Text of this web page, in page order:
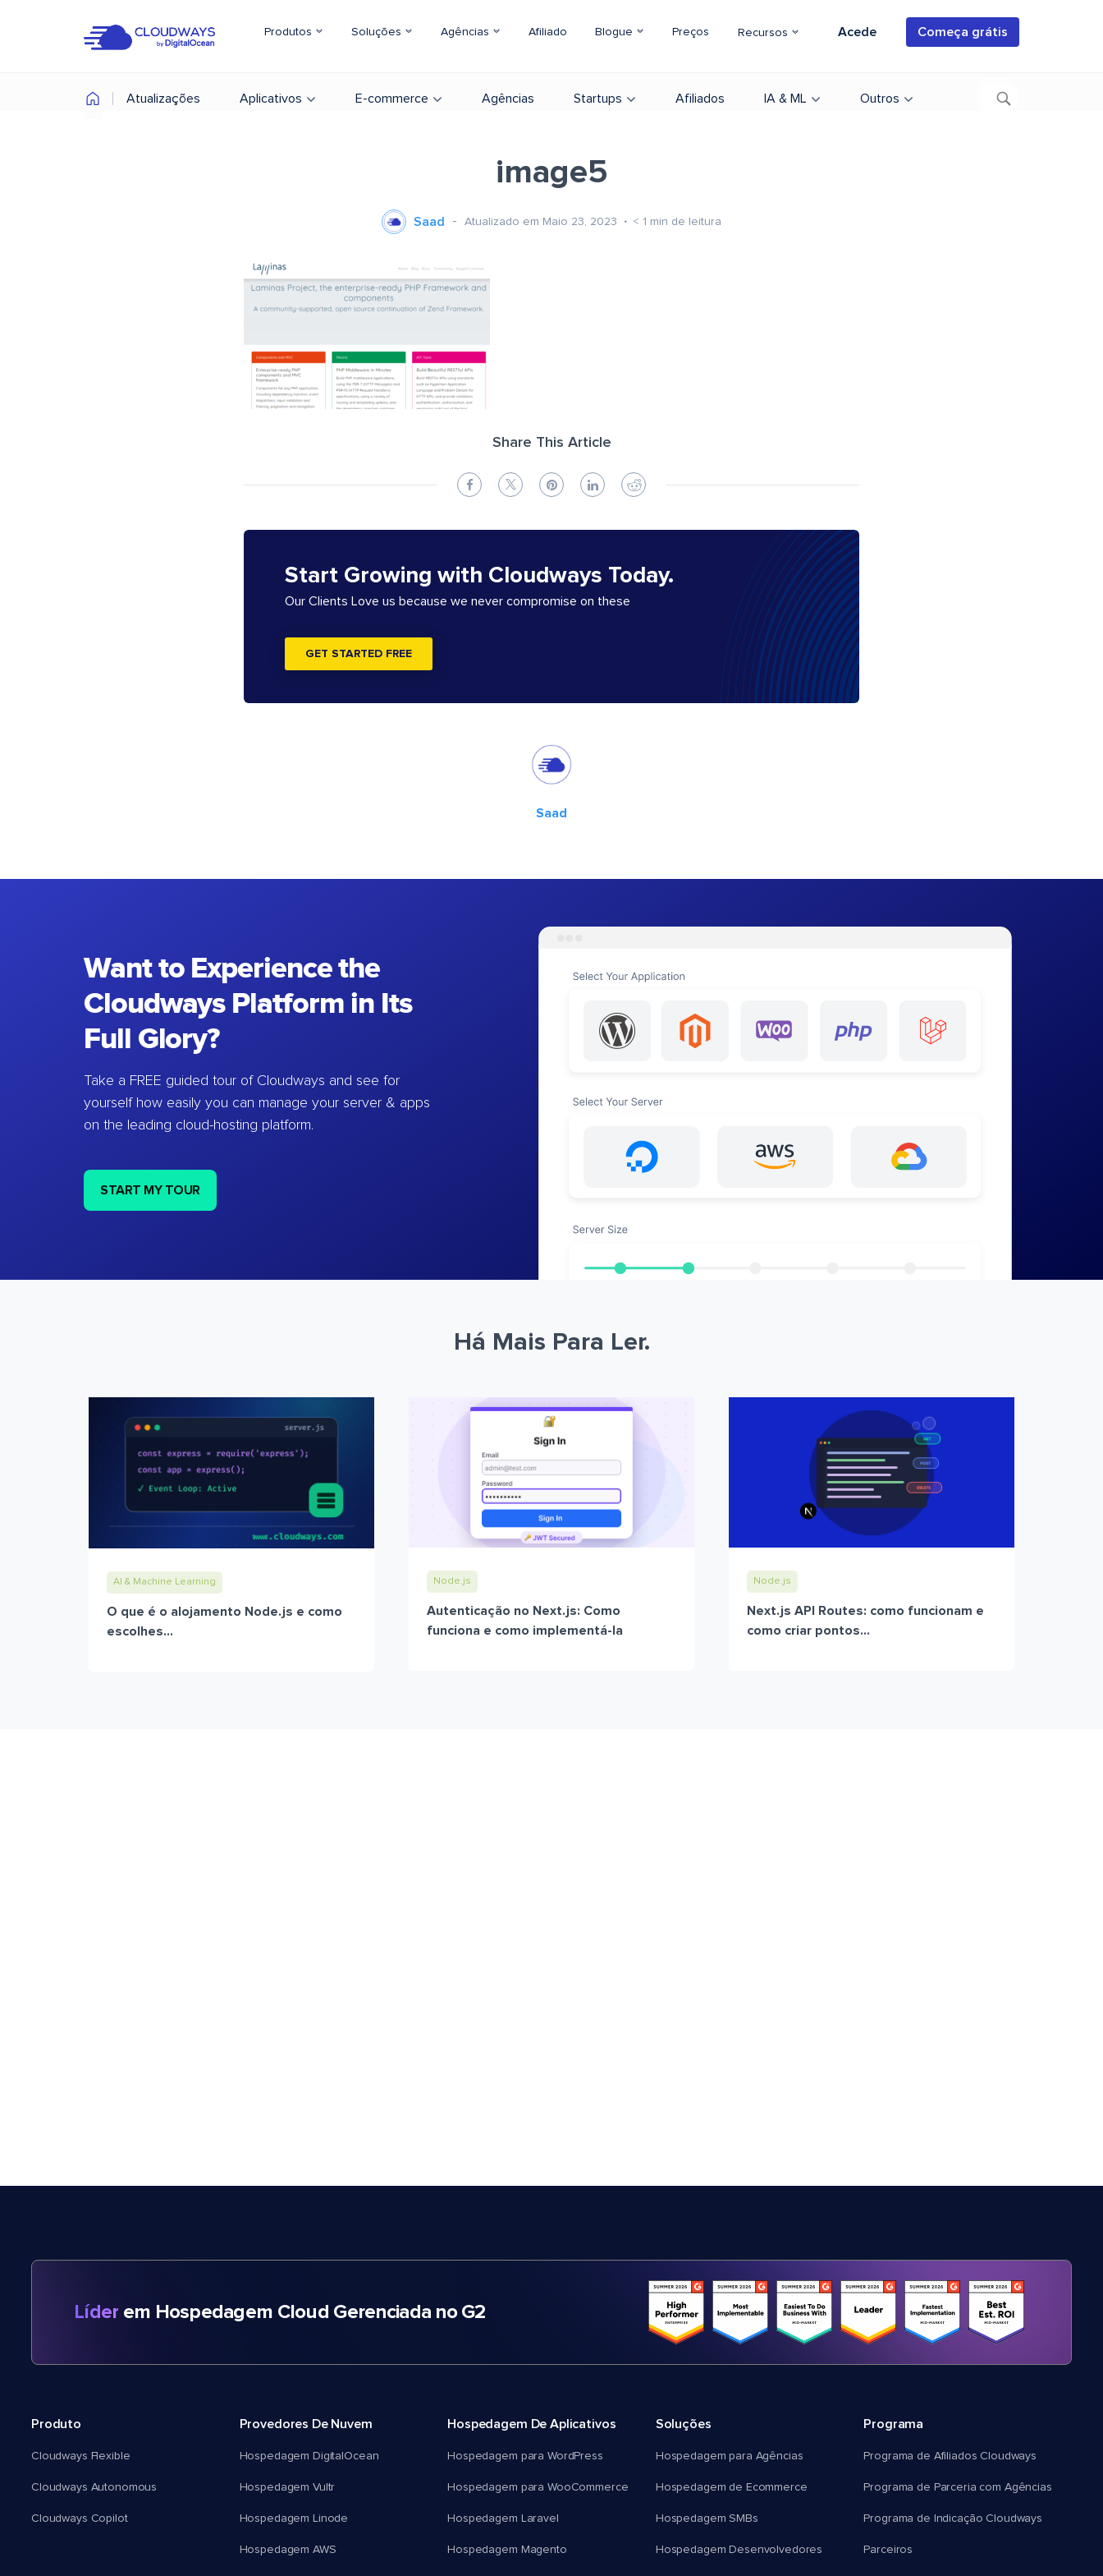
Produtos Soluções Agências Afiliado Blogue Preços Recursos Acede Começa grátis
Atualizações Aplicativos E-commerce Agências Startups Afiliados IA & ML Outros
image5
Saad Atualizado em Maio 23, 2023 < 1 min de leitura
Share This Article
Start Growing with Cloudways Today.
Our Clients Love us because we never compromise on these
GET STARTED FREE
Saad
Want to Experience the
Cloudways Platform in Its
Full Glory?
Take a FREE guided tour of Cloudways and see for
yourself how easily you can manage your server & apps
on the leading cloud-hosting platform.
START MY TOUR
Há Mais Para Ler.
AI & Machine Learning
O que é o alojamento Node.js e como
escolhes...
Node.js
Autenticação no Next.js: Como
funciona e como implementá-la
Node.js
Next.js API Routes: como funcionam e
como criar pontos...
Líder em Hospedagem Cloud Gerenciada no G2
Produto
Cloudways Flexible
Cloudways Autonomous
Cloudways Copilot
Provedores De Nuvem
Hospedagem DigitalOcean
Hospedagem Vultr
Hospedagem Linode
Hospedagem AWS
Hospedagem De Aplicativos
Hospedagem para WordPress
Hospedagem para WooCommerce
Hospedagem Laravel
Hospedagem Magento
Soluções
Hospedagem para Agências
Hospedagem de Ecommerce
Hospedagem SMBs
Hospedagem Desenvolvedores
Programa
Programa de Afiliados Cloudways
Programa de Parceria com Agências
Programa de Indicação Cloudways
Parceiros